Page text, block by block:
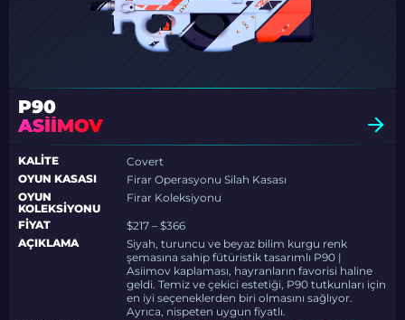
P90
ASIIMOV
KALITE
Covert
OYUN KASASI
Firar Operasyonu Silah Kasası
OYUN
KOLEKSIYONU
Firar Koleksiyonu
FIYAT
$217 – $366
AÇIKLAMA
Siyah, turuncu ve beyaz bilim kurgu renk
şemasına sahip fütüristik tasarımlı P90 |
Asiimov kaplaması, hayranların favorisi haline
geldi. Temiz ve çekici estetiği, P90 tutkunları için
en iyi seçeneklerden biri olmasını sağlıyor.
Ayrıca, nispeten uygun fiyatlı.